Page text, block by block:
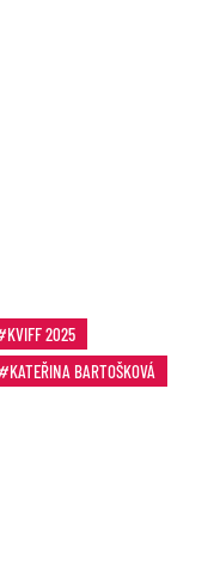
KVIFF 2025
KATEŘINA BARTOŠKOVÁ